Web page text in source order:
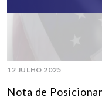
12 JULHO 2025
Nota de